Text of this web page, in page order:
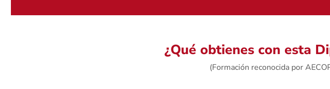
¿Qué obtienes con esta
(Formación reconocida por